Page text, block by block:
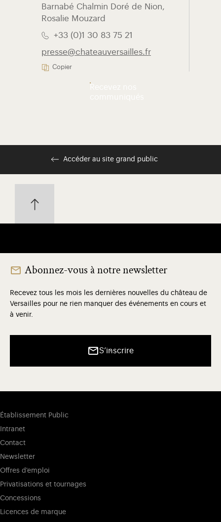
Barnabé Chalmin Doré de Nion,
Rosalie Mouzard
+33 (0)1 30 83 75 21
presse@chateauversailles.fr
Copier
Accéder au site grand public
Abonnez-vous à notre newsletter
Recevez tous les mois les dernières nouvelles du château de
Versailles pour ne rien manquer des événements en cours et
à venir.
S’inscrire
Établissement Public
Intranet
Contact
Newsletter
Offres d'emploi
Privatisations et tournages
Concessions
Licences de marque